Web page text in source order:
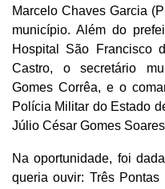
Marcelo Chaves Garcia
município. Além do
Hospital São Francisco
Castro, o secretário
Gomes Corrêa, e o
Polícia Militar do Estado
Júlio César Gomes
Na oportunidade, foi
queria ouvir: Três